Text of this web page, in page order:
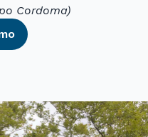
Cordoma)
8
9
9